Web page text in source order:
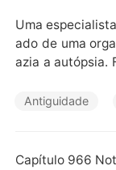
Contos Curtos
Uma
ado de uma
azia a autópsia.
não entendeu,
idades
Antiguidade